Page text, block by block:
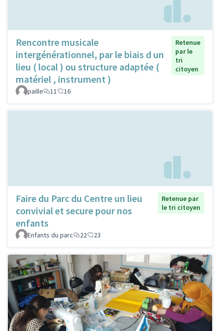
Rencontre musicale
intergénérationnel, par le biais d un
lieu ( local ) ou structure adaptée (
matériel , instrument )
Retenue
par le
tri
citoyen
paille 11 16
Faire du Parc du Centre un lieu
convivial et secure pour nos
enfants
Retenue par
le tri citoyen
Enfants du parc 22 23